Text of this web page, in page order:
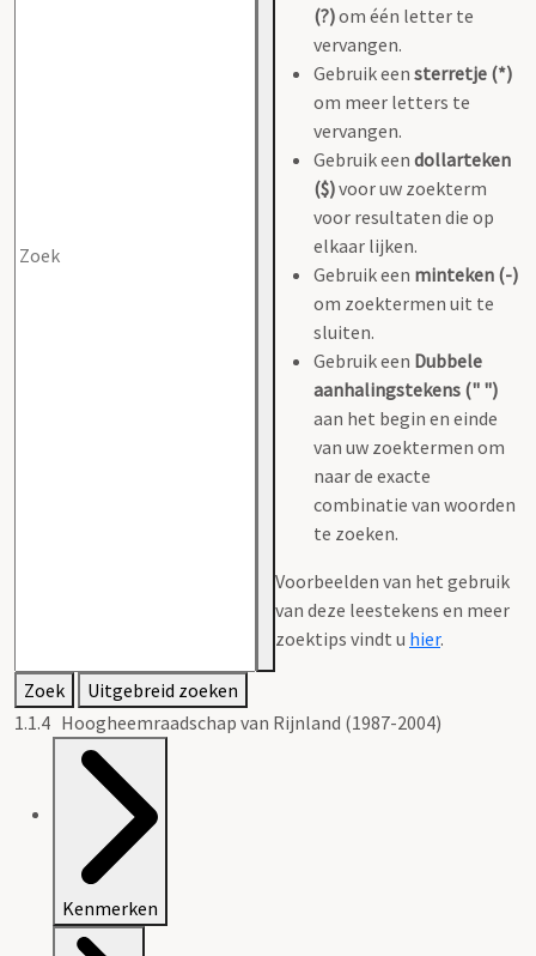
(?)om één letter te
vervangen.
Gebruik een sterretje (*)
om meer letters te
vervangen.
Gebruik een dollarteken
($)voor uw zoekterm
voor resultaten die op
elkaar lijken.
Gebruik een minteken (-)
om zoektermen uit te
sluiten.
Gebruik een Dubbele
aanhalingstekens (" ")
aan het begin en einde
van uw zoektermen om
naar de exacte
combinatie van woorden
te zoeken.
Voorbeelden van het gebruik
van deze leestekens en meer
zoektips vindt u hier.
Zoek
Uitgebreid zoeken
1.1.4 Hoogheemraadschap van Rijnland (1987-2004)
Kenmerken